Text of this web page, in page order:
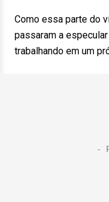
Como essa parte do
passaram a
trabalhando em um